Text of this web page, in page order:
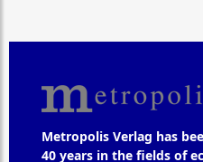
Metropolis Verlag has
40 years in the fields of